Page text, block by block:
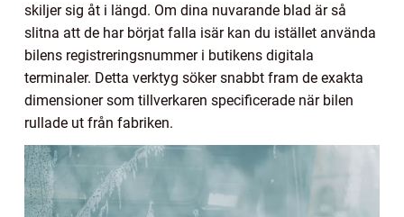
skiljer sig åt i längd. Om dina nuvarande blad är så
slitna att de har börjat falla isär kan du istället använda
bilens registreringsnummer i butikens digitala
terminaler. Detta verktyg söker snabbt fram de exakta
dimensioner som tillverkaren specificerade när bilen
rullade ut från fabriken.